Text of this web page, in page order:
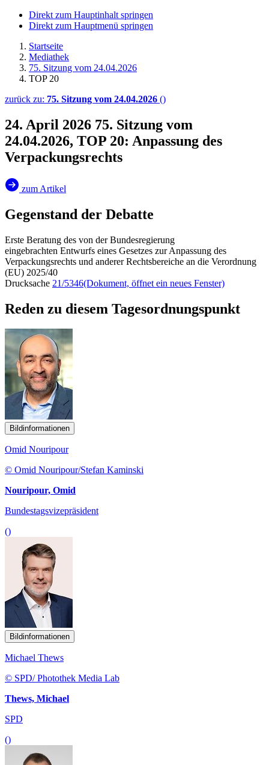
Direkt zum Hauptinhalt springen
Direkt zum Hauptmenü springen
Startseite
Mediathek
75. Sitzung vom 24.04.2026
TOP 20
zurück zu: 75. Sitzung vom 24.04.2026 ()
24. April 2026 75. Sitzung vom
24.04.2026, TOP 20: Anpassung des
Verpackungsrechts
zum Artikel
Gegenstand der Debatte
Erste Beratung des von der Bundesregierung
eingebrachten Entwurfs eines Gesetzes zur Anpassung des
Verpackungsrechts und anderer Rechtsbereiche an die Verordnung
(EU) 2025/40
Drucksache 21/5346(Dokument, öffnet ein neues Fenster)
Reden zu diesem Tagesordnungspunkt
Bildinformationen
Omid Nouripour
© Omid Nouripour/Stefan Kaminski
Nouripour, Omid
Bundestagsvizepräsident
()
Bildinformationen
Michael Thews
© SPD/ Photothek Media Lab
Thews, Michael
SPD
()